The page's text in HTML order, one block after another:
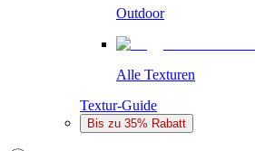
Outdoor
Alle Texturen
Textur-Guide
Bis zu 35% Rabatt